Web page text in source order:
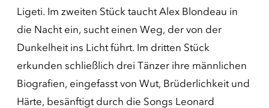
Ligeti. Im zweiten Stück taucht Alex Blondeau in
die Nacht ein, sucht einen Weg, der von der
Dunkelheit ins Licht führt. Im dritten Stück
erkunden schließlich drei Tänzer ihre männlichen
Biografien, eingefasst von Wut, Brüderlichkeit und
Härte, besänftigt durch die Songs Leonard